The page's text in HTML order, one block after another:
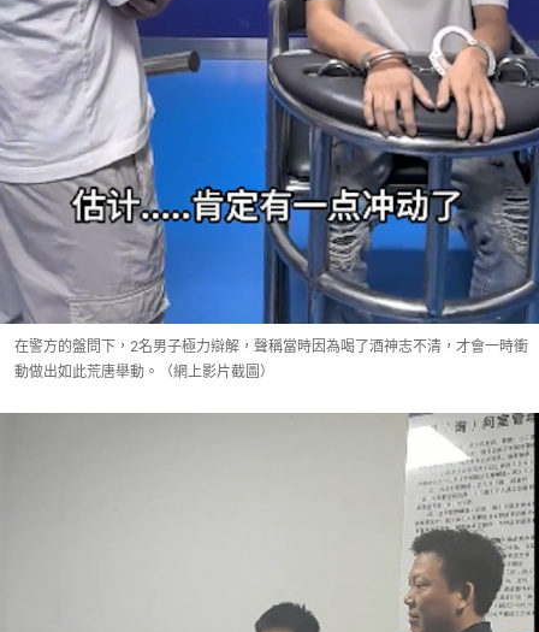
在警方的盤問下，2名男子極力辯解，聲稱當時因為喝了酒神志不清，才會一時衝
動做出如此荒唐舉動。（網上影片截圖）